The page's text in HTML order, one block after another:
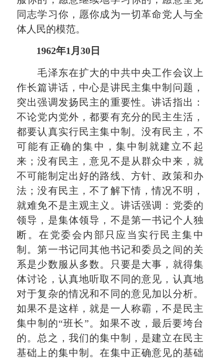
同志学习你，愿你成为一切革命党人与全
体人民的模范。
1962年1月30日
毛泽东在扩大的中共中央工作会议上
作长篇讲话，中心是讲民主集中制问题，
突出强调发扬民主的重要性。讲话指出：
不论党内党外，都要有充分的民主生活，
都要认真实行民主集中制。没有民主，不
可能有正确的集中，集中制就建立不起
来；没有民主，意见不是从群众中来，就
不可能制定出好的路线、方针、政策和办
法；没有民主，不了解下情，情况不明，
就难免不是主观主义。讲话强调：党委的
领导，是集体领导，不是第一书记个人独
断。在党委会内部只应当实行民主集中
制。第一书记同其他书记和委员之间的关
系是少数服从多数。只要是大事，就得集
体讨论，认真地听取不同的意见，认真地
对于复杂的情况和不同的意见加以分析。
如果不是这样，就是一人称霸，不是民主
集中制的“班长”。如果不改，最后要垮台
的。总之，我们的集中制，是建立在民主
基础上的集中制。在集中正确意见的基础